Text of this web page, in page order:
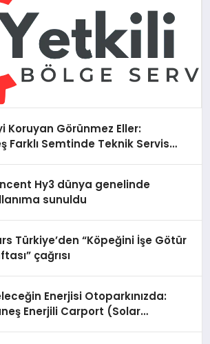
Koruyan Görünmez Eller:
Farklı Semtinde Teknik Servis
Hy3 dünya genelinde
sunuldu
Türkiye’den “Köpeğini İşe Götür
çağrısı
Enerjisi Otoparkınızda:
Enerjili Carport (Solar